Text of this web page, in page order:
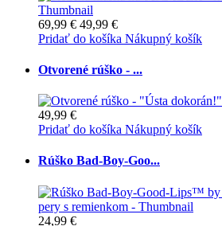
69,99 € 49,99 €
Pridať do košíka Nákupný košík
Otvorené rúško - ...
49,99 €
Pridať do košíka Nákupný košík
Rúško Bad-Boy-Goo...
24,99 €